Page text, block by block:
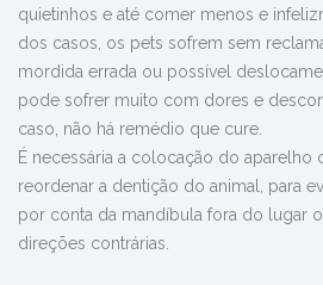
quietinhos e até comer menos e
dos casos, os pets sofrem sem
mordida errada ou possível
pode sofrer muito com dores e
caso, não há remédio que cure.
É necessária a colocação do aparelho
reordenar a dentição do animal, para
por conta da mandíbula fora do lugar
direções contrárias.